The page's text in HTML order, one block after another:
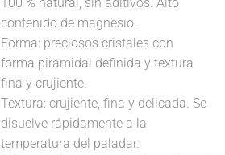
100 % natural, sin aditivos. Alto
contenido de magnesio.
Forma: preciosos cristales con
forma piramidal definida y textura
fina y crujiente.
Textura: crujiente, fina y delicada. Se
disuelve rápidamente a la
temperatura del paladar.